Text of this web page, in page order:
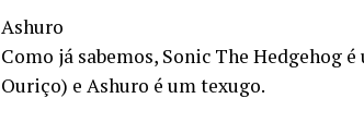
Ashuro
Como já sabemos, Sonic The Hedgehog
Ouriço) e Ashuro é um texugo.